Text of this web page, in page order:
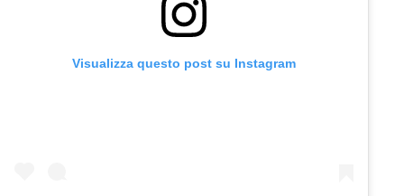
Visualizza questo post su Instagram